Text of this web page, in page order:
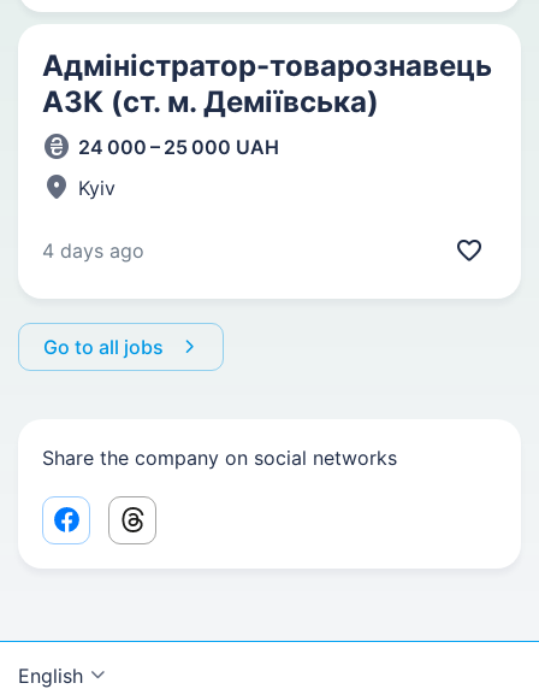
Адміністратор-товарознавець
АЗК (ст. м. Деміївська)
24 000 – 25 000 UAH
Kyiv
4 days ago
Go to all jobs
Share the company on social networks
Facebook share link
Threads share link
English